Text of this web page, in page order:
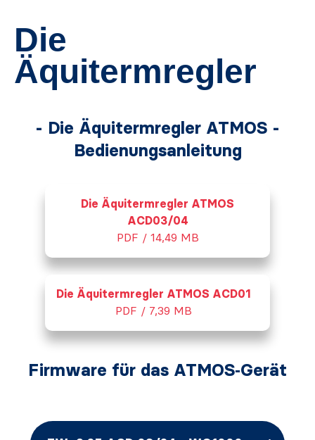
Die
Äquitermregler
- Die Äquitermregler ATMOS -
Bedienungsanleitung
Die Äquitermregler ATMOS
ACD03/04
PDF / 14,49 MB
Die Äquitermregler ATMOS ACD01
PDF / 7,39 MB
Firmware für das ATMOS‑Gerät